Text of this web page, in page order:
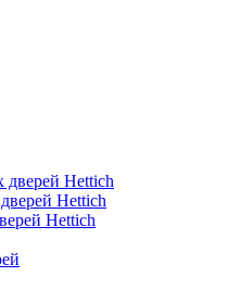
Hettich
Hettich
Hettich